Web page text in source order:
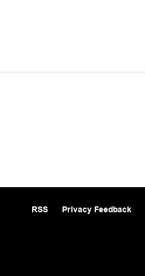
Privacy Feedback
RSS